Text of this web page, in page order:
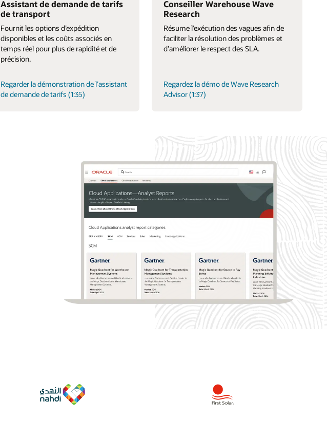
Assistant de demande de tarifs
de transport
Fournit les options d’expédition
disponibles et les coûts associés en
temps réel pour plus de rapidité et de
précision.
Regarder la démonstration de l’assistant
de demande de tarifs (1:35)
Conseiller Warehouse Wave
Research
Résume l’exécution des vagues afin de
faciliter la résolution des problèmes et
d’améliorer le respect des SLA.
Regardez la démo de Wave Research
Advisor (1:37)